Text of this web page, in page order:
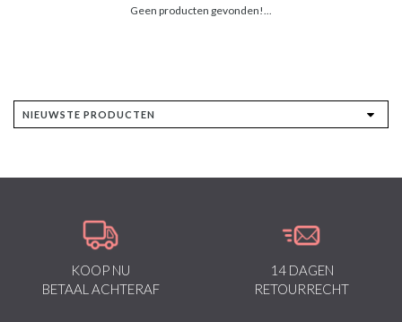
Geen producten gevonden!...
KOOP NU
BETAAL ACHTERAF
14 DAGEN
RETOURRECHT